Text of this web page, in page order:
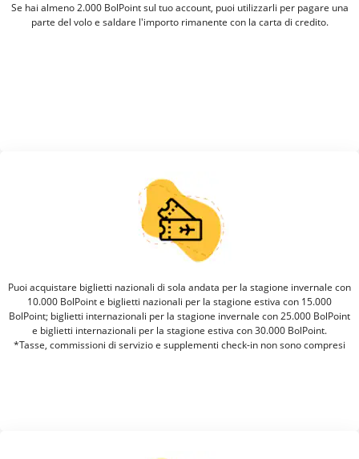
Se hai almeno 2.000 BolPoint sul tuo account, puoi utilizzarli per pagare una
parte del volo e saldare l'importo rimanente con la carta di credito.
Puoi acquistare biglietti nazionali di sola andata per la stagione invernale con
10.000 BolPoint e biglietti nazionali per la stagione estiva con 15.000
BolPoint; biglietti internazionali per la stagione invernale con 25.000 BolPoint
e biglietti internazionali per la stagione estiva con 30.000 BolPoint.
*Tasse, commissioni di servizio e supplementi check-in non sono compresi